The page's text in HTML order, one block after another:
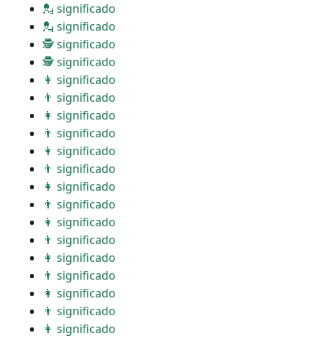
💂 significado
💂 significado
🕵 significado
🕵 significado
👩 significado
👨 significado
👩 significado
👨 significado
👩 significado
👨 significado
👩 significado
👨 significado
👩 significado
👨 significado
👩 significado
👨 significado
👩 significado
👨 significado
👩 significado